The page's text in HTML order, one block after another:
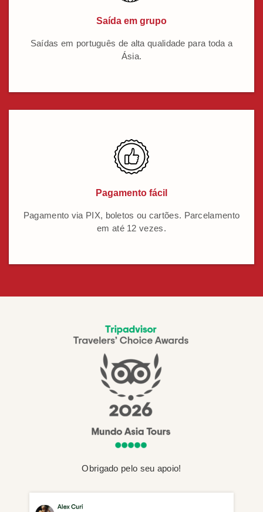
Saída em grupo
Saídas em português de alta qualidade para toda a
Ásia.
Pagamento fácil
Pagamento via PIX, boletos ou cartões. Parcelamento
em até 12 vezes.
Obrigado pelo seu apoio!